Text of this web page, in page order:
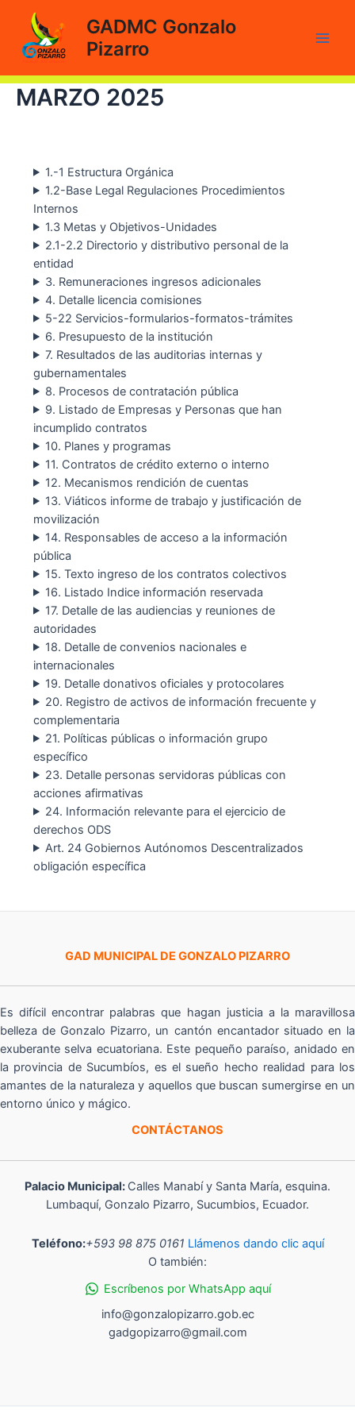
contenido
GADMC Gonzalo
Pizarro
MARZO 2025
1.-1 Estructura Orgánica
1.2-Base Legal Regulaciones Procedimientos
Internos
1.3 Metas y Objetivos-Unidades
2.1-2.2 Directorio y distributivo personal de la
entidad
3. Remuneraciones ingresos adicionales
4. Detalle licencia comisiones
5-22 Servicios-formularios-formatos-trámites
6. Presupuesto de la institución
7. Resultados de las auditorias internas y
gubernamentales
8. Procesos de contratación pública
9. Listado de Empresas y Personas que han
incumplido contratos
10. Planes y programas
11. Contratos de crédito externo o interno
12. Mecanismos rendición de cuentas
13. Viáticos informe de trabajo y justificación de
movilización
14. Responsables de acceso a la información
pública
15. Texto ingreso de los contratos colectivos
16. Listado Indice información reservada
17. Detalle de las audiencias y reuniones de
autoridades
18. Detalle de convenios nacionales e
internacionales
19. Detalle donativos oficiales y protocolares
20. Registro de activos de información frecuente y
complementaria
21. Políticas públicas o información grupo
específico
23. Detalle personas servidoras públicas con
acciones afirmativas
24. Información relevante para el ejercicio de
derechos ODS
Art. 24 Gobiernos Autónomos Descentralizados
obligación específica
GAD MUNICIPAL DE GONZALO PIZARRO
Es difícil encontrar palabras que hagan justicia a la maravillosa
belleza de Gonzalo Pizarro, un cantón encantador situado en la
exuberante selva ecuatoriana. Este pequeño paraíso, anidado en
la provincia de Sucumbíos, es el sueño hecho realidad para los
amantes de la naturaleza y aquellos que buscan sumergirse en un
entorno único y mágico.
CONTÁCTANOS
Palacio Municipal: Calles Manabí y Santa María, esquina.
Lumbaquí, Gonzalo Pizarro, Sucumbios, Ecuador.
Teléfono:+593 98 875 0161 Llámenos dando clic aquí
O también:
Escríbenos por WhatsApp aquí
info@gonzalopizarro.gob.ec
gadgopizarro@gmail.com